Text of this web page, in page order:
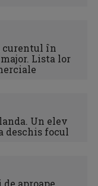
curentul în
Lista lor
Un elev
deschis focul
aproape